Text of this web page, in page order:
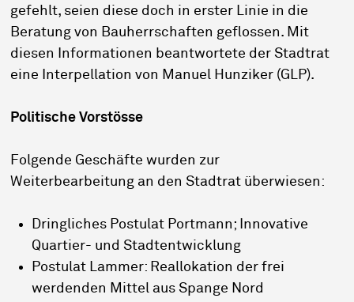
gefehlt, seien diese doch in erster Linie in die
Beratung von Bauherrschaften geflossen. Mit
diesen Informationen beantwortete der Stadtrat
eine Interpellation von Manuel Hunziker (GLP).
Politische Vorstösse
Folgende Geschäfte wurden zur
Weiterbearbeitung an den Stadtrat überwiesen:
Dringliches Postulat Portmann; Innovative
Quartier- und Stadtentwicklung
Postulat Lammer: Reallokation der frei
werdenden Mittel aus Spange Nord